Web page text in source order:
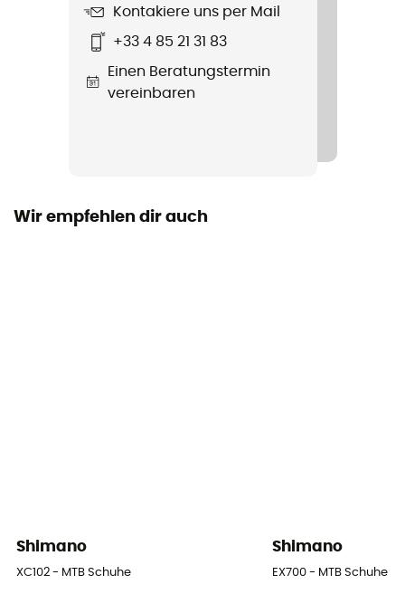
Caoutchouc / nylon - fibreglass
Kontakiere uns per Mail
+33 4 85 21 31 83
Einen Beratungstermin
vereinbaren
Wir empfehlen dir auch
Shimano
XC102 - MTB Schuhe
Shimano
EX700 - MTB Schuhe